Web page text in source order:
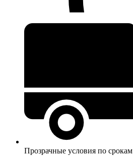
Прозрачные условия по срокам